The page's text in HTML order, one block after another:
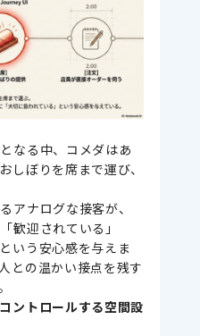
なる中、コメダはあ
しぼりを席まで運び、
アナログな接客が、
歓迎されている」
いう安心感を与えま
との温かい接点を残す
ントロールする空間設